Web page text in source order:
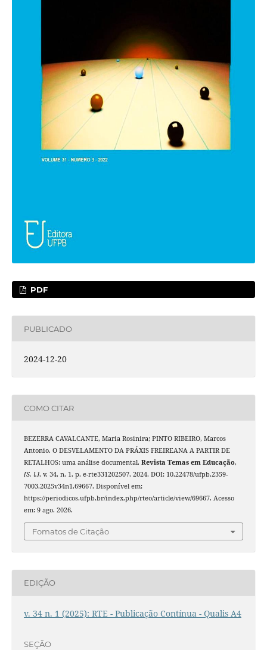
PDF
PUBLICADO
2024-12-20
COMO CITAR
BEZERRA CAVALCANTE, Maria Rosinira; PINTO RIBEIRO, Marcos
Antonio. O DESVELAMENTO DA PRÁXIS FREIREANA A PARTIR DE
RETALHOS: uma análise documental. Revista Temas em Educação,
[S. l.], v. 34, n. 1, p. e-rte331202507, 2024. DOI: 10.22478/ufpb.2359-
7003.2025v34n1.69667. Disponível em:
https://periodicos.ufpb.br/index.php/rteo/article/view/69667. Acesso
em: 9 ago. 2026.
Fomatos de Citação
EDIÇÃO
v. 34 n. 1 (2025): RTE - Publicação Contínua - Qualis A4
SEÇÃO